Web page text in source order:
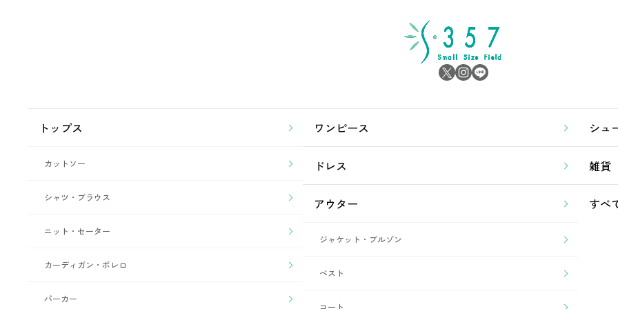
トップス
カットソー
シャツ・ブラウス
ニット・セーター
カーディガン・ボレロ
パーカー
ワンピース
ドレス
アウター
ジャケット・ブルゾン
ベスト
コート
シュ
雑貨
すべ